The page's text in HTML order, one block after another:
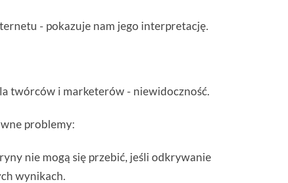
- pokazuje nam jego interpretację.
twórców i marketerów - niewidoczność.
problemy:
nie mogą się przebić, jeśli odkrywanie
wynikach.